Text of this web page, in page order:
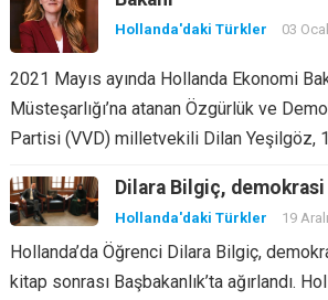
Hollanda'daki Türkler 03
2021 Mayıs ayında Hollanda Ekonomi
Müsteşarlığı’na atanan Özgürlük ve
Partisi (VVD) milletvekili Dilan Yeşilgöz,
Dilara Bilgiç, demokrasi
Hollanda'daki Türkler 19
Hollanda’da Öğrenci Dilara Bilgiç,
kitap sonrası Başbakanlık’ta ağırlandı.